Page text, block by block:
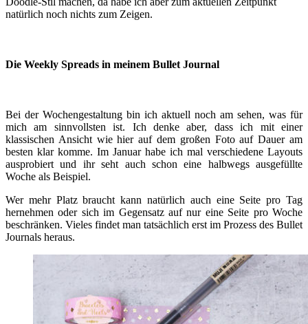
natürlich noch nichts zum Zeigen.
Die Weekly Spreads in meinem Bullet Journal
Bei der Wochengestaltung bin ich aktuell noch am sehen, was für
mich am sinnvollsten ist. Ich denke aber, dass ich mit einer
klassischen Ansicht wie hier auf dem großen Foto auf Dauer am
besten klar komme. Im Januar habe ich mal verschiedene Layouts
ausprobiert und ihr seht auch schon eine halbwegs ausgefüllte
Woche als Beispiel.
Wer mehr Platz braucht kann natürlich auch eine Seite pro Tag
hernehmen oder sich im Gegensatz auf nur eine Seite pro Woche
beschränken. Vieles findet man tatsächlich erst im Prozess des Bullet
Journals heraus.